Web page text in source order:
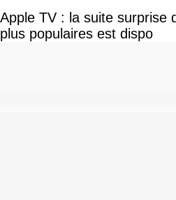
Apple TV : la suite surprise
plus populaires est dispo